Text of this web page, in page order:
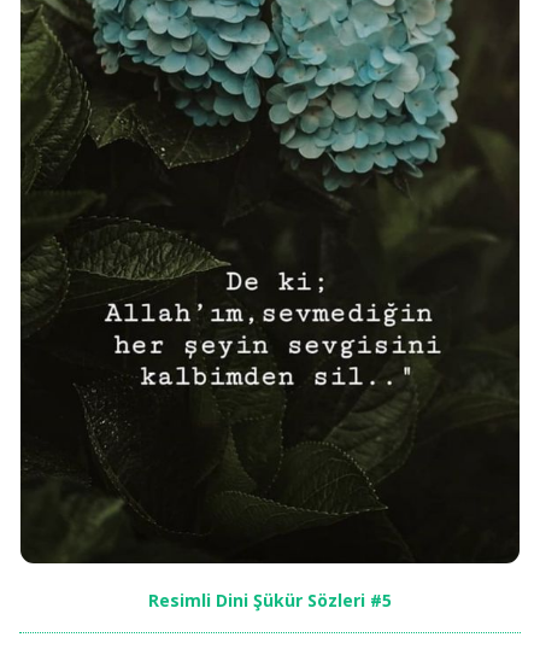
Resimli Dini Şükür Sözleri #5